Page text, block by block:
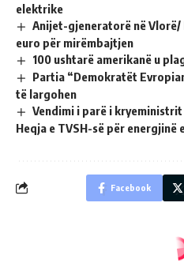
elektrike
Anijet-gjeneratorë në Vlorë/
euro për mirëmbajtjen
100 ushtarë amerikanë u
Partia “Demokratët
të largohen
Vendimi i parë i
Heqja e TVSH-së për
Facebook